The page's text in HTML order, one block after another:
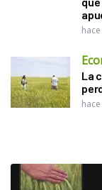
La